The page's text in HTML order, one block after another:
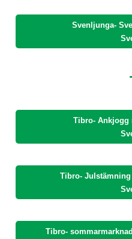
Svenljunga-
Tibro- Ankjogg
Tibro-
Tibro-